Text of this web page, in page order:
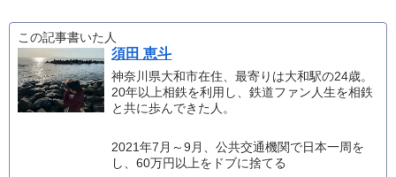
この記事書いた人
須田 恵斗
神奈川県大和市在住、最寄りは大和駅の24歳。
20年以上相鉄を利用し、鉄道ファン人生を相鉄
と共に歩んできた人。
2021年7月～9月、公共交通機関で日本一周を
し、60万円以上をドブに捨てる